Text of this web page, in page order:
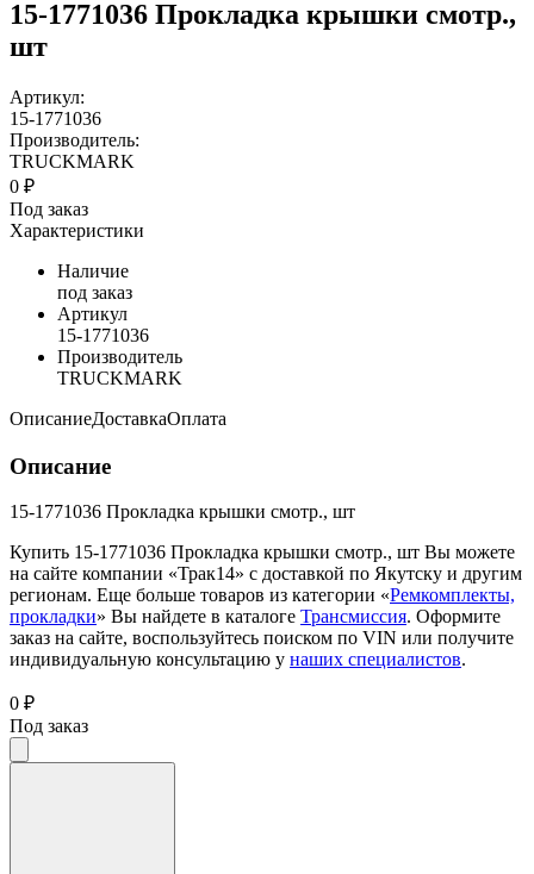
15-1771036 Прокладка крышки смотр.,
шт
Артикул:
15-1771036
Производитель:
TRUCKMARK
0 ₽
Под заказ
Характеристики
Наличие
под заказ
Артикул
15-1771036
Производитель
TRUCKMARK
ОписаниеДоставкаОплата
Описание
15-1771036 Прокладка крышки смотр., шт
Купить 15-1771036 Прокладка крышки смотр., шт Вы можете
на сайте компании «Трак14» с доставкой по Якутску и другим
регионам. Еще больше товаров из категории «Ремкомплекты,
прокладки» Вы найдете в каталоге Трансмиссия. Оформите
заказ на сайте, воспользуйтесь поиском по VIN или получите
индивидуальную консультацию у наших специалистов.
0 ₽
Под заказ